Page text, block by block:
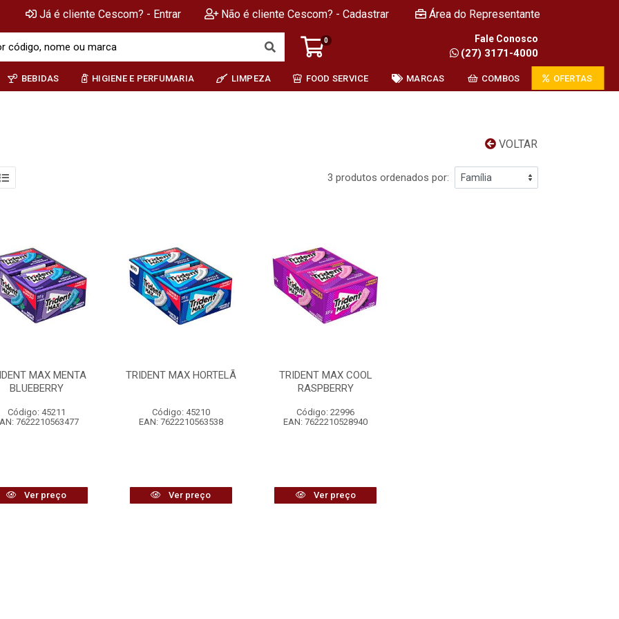
Já é cliente Cescom? - Entrar Não é cliente Cescom? - Cadastrar Área do Representante
0 Fale Conosco
(27) 3171-4000
BEBIDAS HIGIENE E PERFUMARIA LIMPEZA FOOD SERVICE MARCAS COMBOS OFERTAS
VOLTAR
3 produtos ordenados por:
MAX MENTA
BLUEBERRY
Código: 45211
7622210563477
Ver preço
TRIDENT MAX HORTELÃ
Código: 45210
EAN: 7622210563538
Ver preço
TRIDENT MAX COOL
RASPBERRY
Código: 22996
EAN: 7622210528940
Ver preço